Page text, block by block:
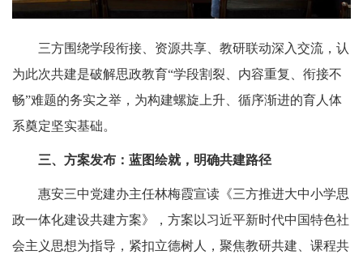
三方围绕学段衔接、资源共享、教研联动深入交流，认
为此次共建是破解思政教育“学段割裂、内容重复、衔接不
畅”难题的务实之举，为构建螺旋上升、循序渐进的育人体
系奠定坚实基础。
三、方案发布：蓝图绘就，明确共建路径
惠安三中党建办主任林梅霞宣读《三方推进大中小学思
政一体化建设共建方案》，方案以习近平新时代中国特色社
会主义思想为指导，紧扣立德树人，聚焦教研共建、课程共